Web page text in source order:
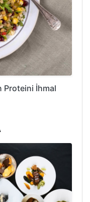
Proteini İhmal